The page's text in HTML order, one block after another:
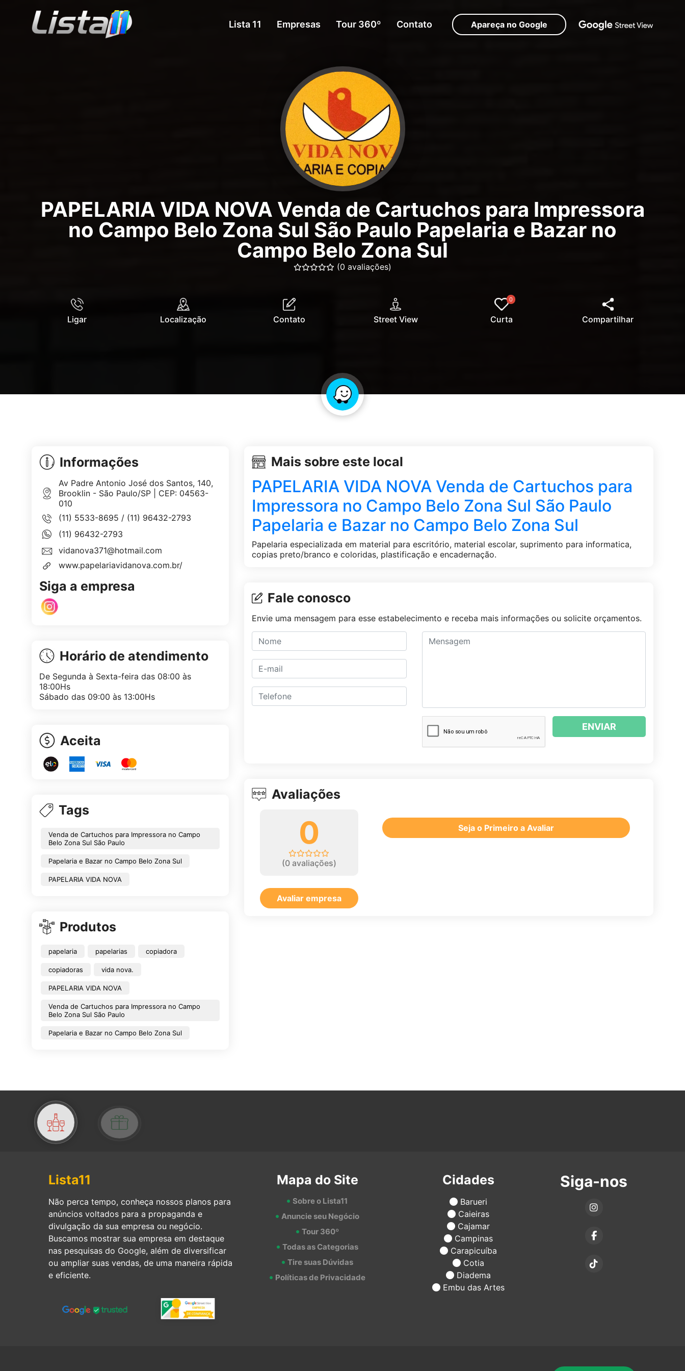
Lista 11 Empresas Tour 360º Contato Apareça no Google
PAPELARIA VIDA NOVA Venda de Cartuchos para Impressora
no Campo Belo Zona Sul São Paulo Papelaria e Bazar no
Campo Belo Zona Sul
(0 avaliações)
Ligar Localização Contato Street View
0
Curta Compartilhar
Informações
Av Padre Antonio José dos Santos, 140,
Brooklin - São Paulo/SP | CEP: 04563-
010
(11) 5533-8695 / (11) 96432-2793
(11) 96432-2793
vidanova371@hotmail.com
www.papelariavidanova.com.br/
Siga a empresa
Horário de atendimento
De Segunda à Sexta-feira das 08:00 às
18:00Hs
Sábado das 09:00 às 13:00Hs
Aceita
Tags
Venda de Cartuchos para Impressora no Campo
Belo Zona Sul São Paulo
Papelaria e Bazar no Campo Belo Zona Sul
PAPELARIA VIDA NOVA
Produtos
papelaria papelarias copiadora
copiadoras vida nova.
PAPELARIA VIDA NOVA
Venda de Cartuchos para Impressora no Campo
Belo Zona Sul São Paulo
Papelaria e Bazar no Campo Belo Zona Sul
Mais sobre este local
PAPELARIA VIDA NOVA Venda de Cartuchos para
Impressora no Campo Belo Zona Sul São Paulo
Papelaria e Bazar no Campo Belo Zona Sul
Papelaria especializada em material para escritório, material escolar, suprimento para informatica,
copias preto/branco e coloridas, plastificação e encadernação.
Fale conosco
Envie uma mensagem para esse estabelecimento e receba mais informações ou solicite orçamentos.
ENVIAR
Avaliações
0
(0avaliações)
Avaliar empresa
Seja o Primeiro a Avaliar
Lista11
Não perca tempo, conheça nossos planos para
anúncios voltados para a propaganda e
divulgação da sua empresa ou negócio.
Buscamos mostrar sua empresa em destaque
nas pesquisas do Google, além de diversificar
ou ampliar suas vendas, de uma maneira rápida
e eficiente.
Mapa do Site
Sobre o Lista11
Anuncie seu Negócio
Tour 360º
Todas as Categorias
Tire suas Dúvidas
Políticas de Privacidade
Cidades
Barueri
Caieiras
Cajamar
Campinas
Carapicuíba
Cotia
Diadema
Embu das Artes
Siga-nos